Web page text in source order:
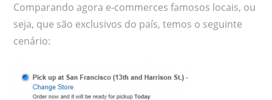
Comparando agora e-commerces famosos locais, ou
seja, que são exclusivos do país, temos o seguinte
cenário: